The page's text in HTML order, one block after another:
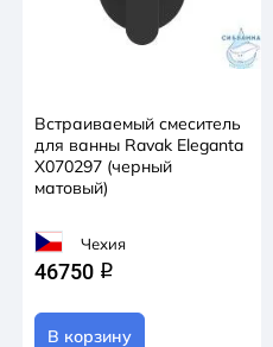
Встраиваемый смеситель
для ванны Ravak Eleganta
X070297 (черный
матовый)
Чехия
46750 q
В корзину